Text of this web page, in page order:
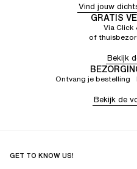
Vind jouw
GRATIS
Via
of
Bekijk
Ontvang je bestelling
Bekijk de
GET TO KNOW US!